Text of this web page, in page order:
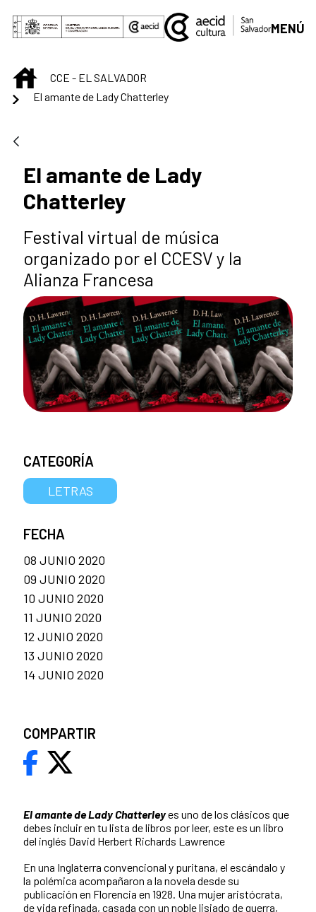
Saltar al contenido principal
MENÚ
INICIOCCE - EL SALVADOR
El amante de Lady Chatterley
El amante de Lady
Chatterley
Festival virtual de música
organizado por el CCESV y la
Alianza Francesa
El amante de Lady Chatterleyes uno de los clásicos que
debes incluir en tu lista de libros por leer, este es un libro
del inglés David Herbert Richards Lawrence
En una Inglaterra convencional y puritana, el escándalo y
la polémica acompañaron a la novela desde su
publicación en Florencia en 1928. Una mujer aristócrata,
de vida refinada, casada con un noble lisiado de guerra,
CATEGORÍA
LETRAS
FECHA
08 JUNIO 2020
09 JUNIO 2020
10 JUNIO 2020
11 JUNIO 2020
12 JUNIO 2020
13 JUNIO 2020
14 JUNIO 2020
COMPARTIR